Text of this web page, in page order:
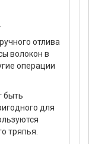
отлива
волокон в
операции
быть
для
тряпья.